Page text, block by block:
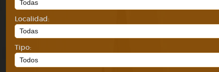
Localidad:
Tipo: